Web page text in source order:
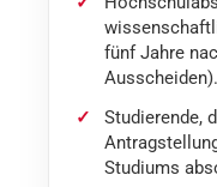
fünf Jahre
Ausscheiden).
Studierende,
Studiums